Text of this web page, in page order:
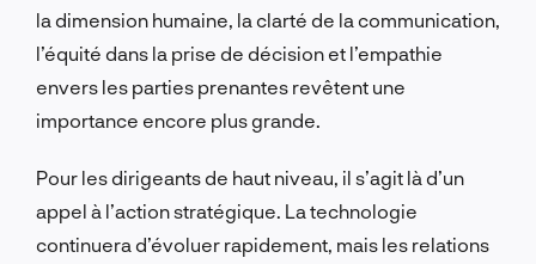
la dimension humaine, la clarté de la communication,
l’équité dans la prise de décision et l’empathie
envers les parties prenantes revêtent une
importance encore plus grande.
Pour les dirigeants de haut niveau, il s’agit là d’un
appel à l’action stratégique. La technologie
continuera d’évoluer rapidement, mais les relations